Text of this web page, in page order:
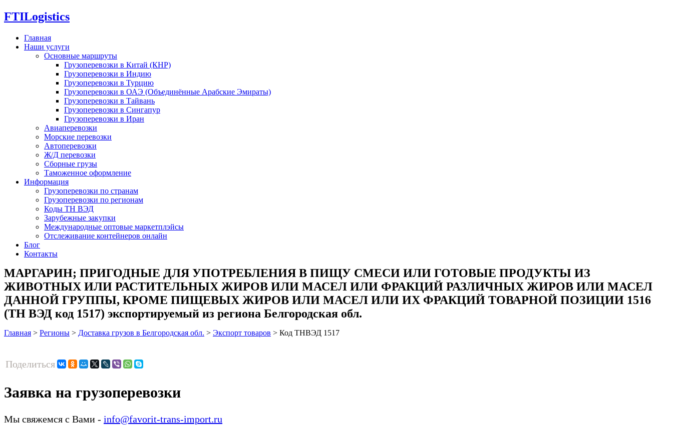
FTILogistics
Главная
Наши услуги
Основные маршруты
Грузоперевозки в Китай (КНР)
Грузоперевозки в Индию
Грузоперевозки в Турцию
Грузоперевозки в ОАЭ (Объединённые Арабские Эмираты)
Грузоперевозки в Тайвань
Грузоперевозки в Сингапур
Грузоперевозки в Иран
Авиаперевозки
Морские перевозки
Автоперевозки
Ж/Д перевозки
Сборные грузы
Таможенное оформление
Информация
Грузоперевозки по странам
Грузоперевозки по регионам
Коды ТН ВЭД
Зарубежные закупки
Международные оптовые маркетплэйсы
Отслеживание контейнеров онлайн
Блог
Контакты
МАРГАРИН; ПРИГОДНЫЕ ДЛЯ УПОТРЕБЛЕНИЯ В ПИЩУ СМЕСИ ИЛИ ГОТОВЫЕ ПРОДУКТЫ ИЗ
ЖИВОТНЫХ ИЛИ РАСТИТЕЛЬНЫХ ЖИРОВ ИЛИ МАСЕЛ ИЛИ ФРАКЦИЙ РАЗЛИЧНЫХ ЖИРОВ ИЛИ МАСЕЛ
ДАННОЙ ГРУППЫ, КРОМЕ ПИЩЕВЫХ ЖИРОВ ИЛИ МАСЕЛ ИЛИ ИХ ФРАКЦИЙ ТОВАРНОЙ ПОЗИЦИИ 1516
(ТН ВЭД код 1517) экспортируемый из региона Белгородская обл.
Главная > Регионы > Доставка грузов в Белгородская обл. > Экспорт товаров > Код ТНВЭД 1517
Поделиться
Заявка на грузоперевозки
Мы свяжемся с Вами - info@favorit-trans-import.ru